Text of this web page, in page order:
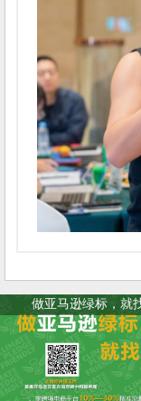
做亚马逊绿标，就